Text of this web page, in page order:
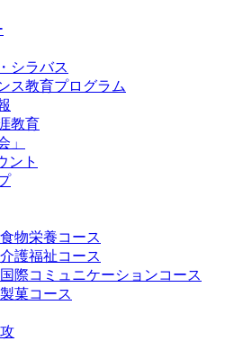
シラバス
ス教育プログラム
教育
」
ント
物栄養コース
護福祉コース
際コミュニケーションコース
菓コース